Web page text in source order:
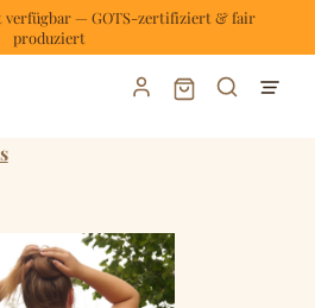
verfügbar — GOTS-zertifiziert & fair
produziert
Warenkorb